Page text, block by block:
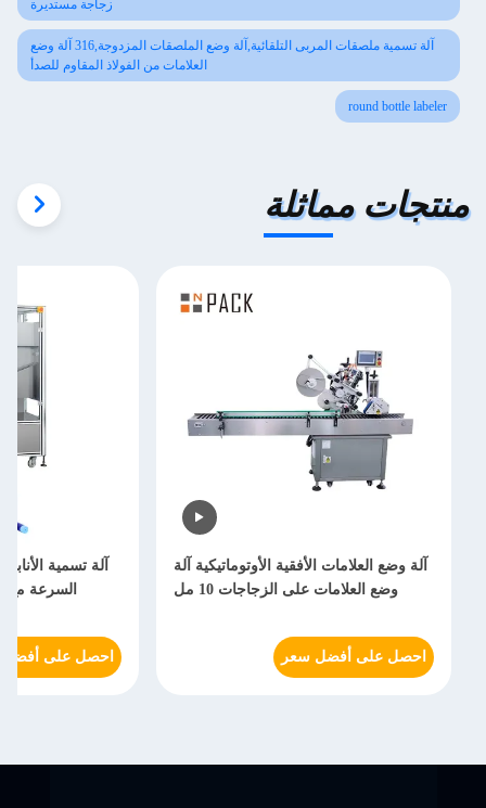
زجاجة مستديرة
آلة تسمية ملصقات المربى التلقائية,آلة وضع الملصقات المزدوجة,316 آلة وضع
العلامات من الفولاذ المقاوم للصدأ
round bottle labeler
منتجات مماثلة
آلة وضع العلامات الأفقية الأوتوماتيكية آلة
وضع العلامات على الزجاجات 10 مل
احصل على أفضل سعر
آلة تسمية
احصل على